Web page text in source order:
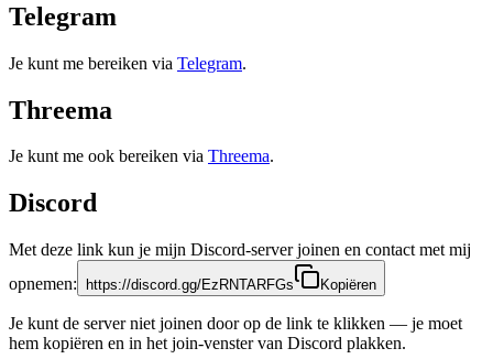
Telegram
Je kunt me bereiken via Telegram.
Threema
Je kunt me ook bereiken via Threema.
Discord
Met deze link kun je mijn Discord-server joinen en contact met mij
opnemen:
https://discord.gg/EzRNTARFGs Kopiëren
Je kunt de server niet joinen door op de link te klikken — je moet
hem kopiëren en in het join-venster van Discord plakken.